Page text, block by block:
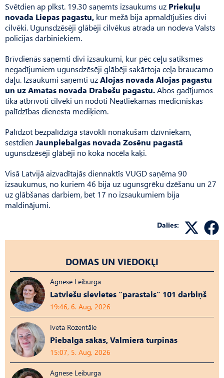
Svētdien ap plkst. 19.30 saņemts izsaukums uz Priekuļu
novada Liepas pagastu, kur mežā bija apmaldījušies divi
cilvēki. Ugunsdzēsēji glābēji cilvēkus atrada un nodeva Valsts
policijas darbiniekiem.
Brīvdienās saņemti divi izsaukumi, kur pēc ceļu satiksmes
negadījumiem ugunsdzēsēji glābēji sakārtoja ceļa braucamo
daļu. Izsaukumi saņemti uzAlojas novada Alojas pagastu
un uz Amatas novada Drabešu pagastu.Abos gadījumos
tika atbrīvoti cilvēki un nodoti Neatliekamās medicīniskās
palīdzības dienesta mediķiem.
Palīdzot bezpalīdzīgā stāvoklī nonākušam dzīvniekam,
sestdien Jaunpiebalgas novada Zosēnu pagastā
ugunsdzēsēji glābēji no koka nocēla kaķi.
Visā Latvijā aizvadītajās diennaktīs VUGD saņēma 90
izsaukumus, no kuriem 46 bija uz ugunsgrēku dzēšanu un 27
uz glābšanas darbiem, bet 17 no izsaukumiem bija
maldinājumi.
Dalies:
DOMAS UN VIEDOKĻI
Agnese Leiburga
Latviešu sievietes “parastais” 101 darbiņš
19:46, 6. Aug, 2026
Iveta Rozentāle
Piebalgā sākās, Valmierā turpinās
15:07, 5. Aug, 2026
Agnese Leiburga